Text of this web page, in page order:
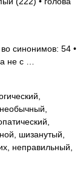
синонимов: 54 •
не с …
шизанутый,
неправильный,